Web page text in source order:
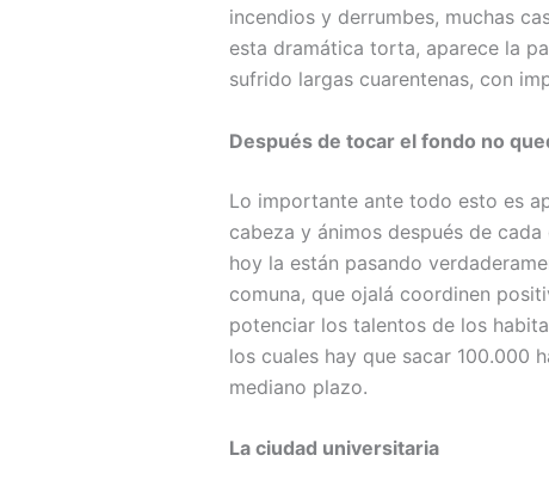
incendios y derrumbes, muchas
esta dramática torta, aparece la
sufrido largas cuarentenas, con
Después de tocar el fondo no
Lo importante ante todo esto es
cabeza y ánimos después de
hoy la están pasando
comuna, que ojalá coordinen
potenciar los talentos de los
los cuales hay que sacar 100.000
mediano plazo.
La ciudad universitaria